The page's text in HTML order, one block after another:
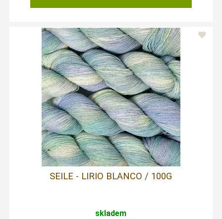
SEILE - LIRIO BLANCO / 100G
skladem